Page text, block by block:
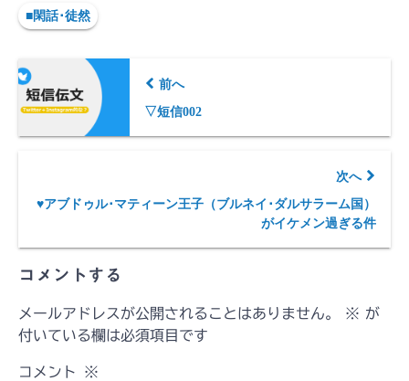
■閑話･徒然
前へ
▽短信002
次へ
♥アブドゥル･マティーン王子（ブルネイ･ダルサラーム国）
がイケメン過ぎる件
コメントする
メールアドレスが公開されることはありません。 ※ が
付いている欄は必須項目です
コメント ※